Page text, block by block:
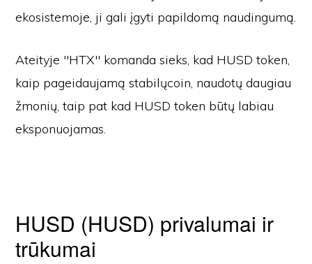
ekosistemoje, ji gali įgyti papildomą naudingumą.
Ateityje "HTX" komanda sieks, kad HUSD token,
kaip pageidaujamą stabilųcoin, naudotų daugiau
žmonių, taip pat kad HUSD token būtų labiau
eksponuojamas.
HUSD (HUSD) privalumai ir
trūkumai